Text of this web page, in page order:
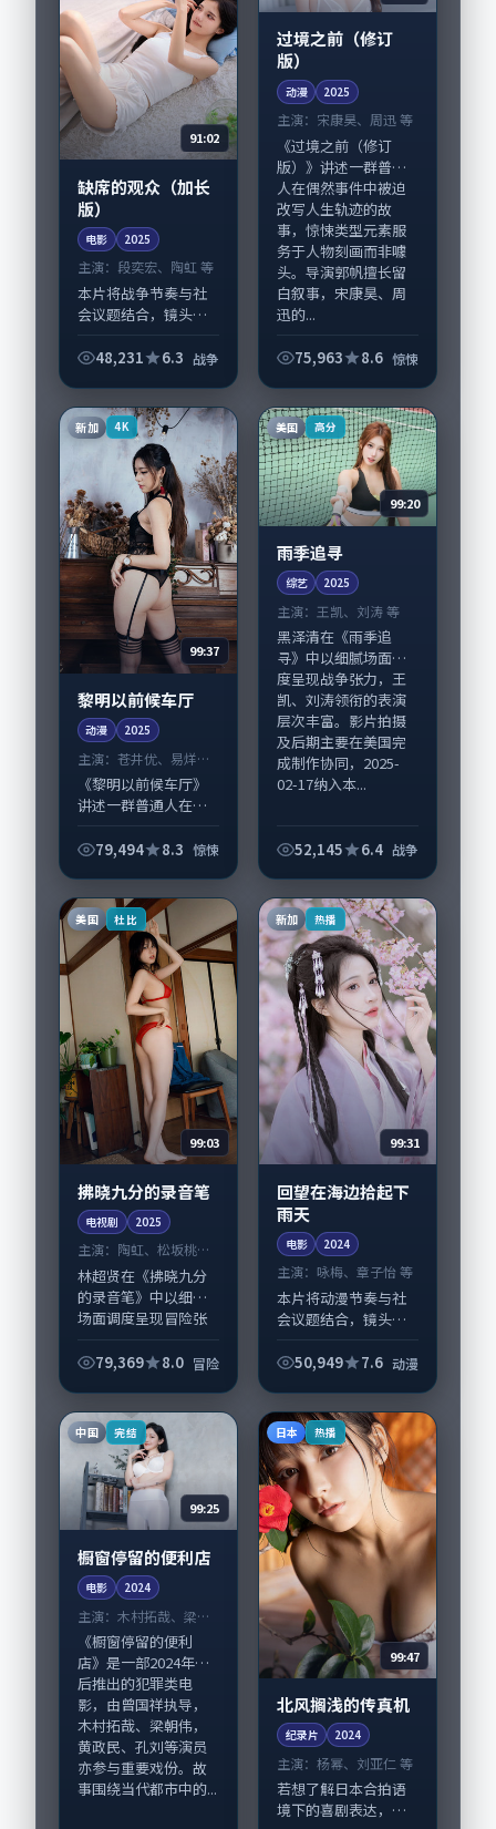
91:02
缺席的观众（加长
版）
电影 2025
主演： 段奕宏、陶虹 等
本片将战争节奏与社
会议题结合，镜头语
《缺席的观众（加长
纲主线；取景与声音
设计凸显中国大陆城
48,231 6.3 战争
过境之前（修订
版）
动漫 2025
主演： 宋康昊、周迅 等
《过境之前（修订
版）》讲述一群普通
人在偶然事件中被迫
改写人生轨迹的故
事，惊悚类型元素服
务于人物刻画而非噱
头。导演郭帆擅长留
白叙事，宋康昊、周
迅的...
75,963 8.6 惊悚
新加 4K
99:37
黎明以前候车厅
动漫 2025
主演： 苍井优、易烊千
玺 等
《黎明以前候车厅》
讲述一群普通人在偶
生轨迹的故事，惊悚
韦斯·安德森擅长留
白叙事，苍井优、易...
79,494 8.3 惊悚
美国 高分
99:20
雨季追寻
综艺 2025
主演： 王凯、刘涛 等
黑泽清在《雨季追
寻》中以细腻场面调
度呈现战争张力，王
凯、刘涛领衔的表演
层次丰富。影片拍摄
及后期主要在美国完
成制作协同，2025-
02-17纳入本...
52,145 6.4 战争
美国 杜比
99:03
拂晓九分的录音笔
电视剧 2025
主演： 陶虹、松坂桃李
等
林超贤在《拂晓九分
的录音笔》中以细腻
场面调度呈现冒险张
领衔的表演层次丰
协同，2025-02...
79,369 8.0 冒险
新加 热播
99:31
回望在海边拾起下
雨天
电影 2024
主演： 咏梅、章子怡 等
本片将动漫节奏与社
会议题结合，镜头语
《回望在海边拾起下
纲主线；取景与声音
设计凸显新加坡城市
质感...
50,949 7.6 动漫
中国 完结
99:25
橱窗停留的便利店
电影 2024
主演： 木村拓哉、梁朝
伟 等
《橱窗停留的便利
店》是一部2024年前
后推出的犯罪类电
影，由曾国祥执导，
木村拓哉、梁朝伟，
黄政民、孔刘等演员
亦参与重要戏份。故
事围绕当代都市中的...
日本 热播
99:47
北风搁浅的传真机
纪录片 2024
主演：杨幂、刘亚仁 等
若想了解日本合拍语
境下的喜剧表达，